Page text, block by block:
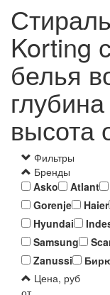
Korting
белья
высота
Фильтры
Бренды
Asko
Atlant
Gorenje
Haier
Hyundai
Samsung
Zanussi
Цена, руб